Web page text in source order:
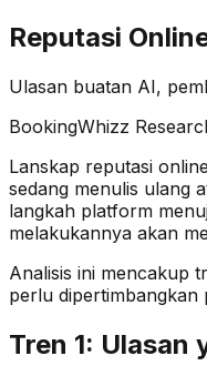
Reputasi
Ulasan buatan AI,
BookingWhizz
Lanskap reputasi
sedang menulis ulang
langkah platform
melakukannya akan
Analisis ini mencakup
perlu dipertimbangkan
Tren 1: Ulasan